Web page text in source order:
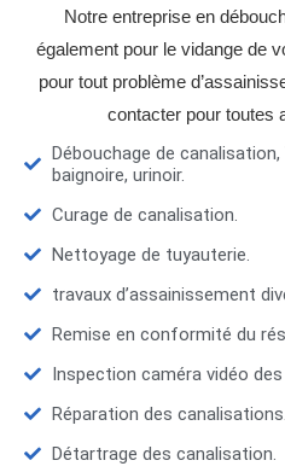
Notre entreprise en
également pour le vidange de
pour tout problème
contacter pour toutes
Débouchage de
baignoire, urinoir.
Curage de canalisation.
Nettoyage de tuyauterie.
travaux d’assainissement
Remise en conformité du
Inspection caméra vidéo
Réparation des canalisations.
Détartrage des canalisation.